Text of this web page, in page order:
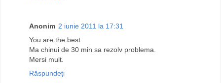
Anonim 2 iunie 2011 la 17:31
You are the best
Ma chinui de 30 min sa rezolv problema.
Mersi mult.
Răspundeți